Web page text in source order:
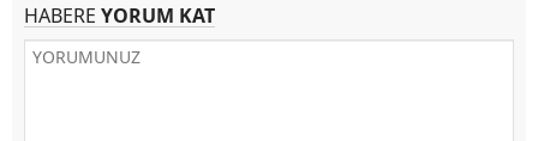
HABERE YORUM KAT